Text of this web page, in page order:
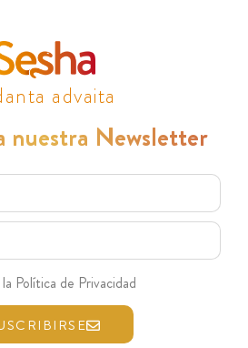
advaita
nuestra Newsletter
Política de Privacidad